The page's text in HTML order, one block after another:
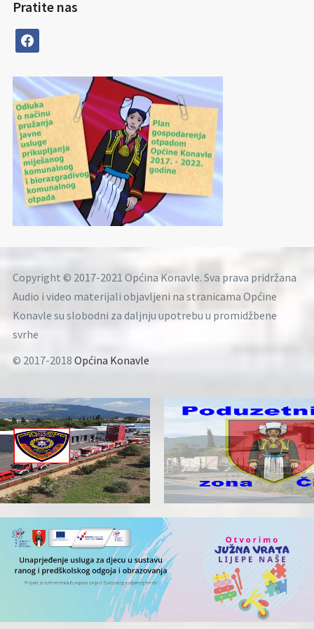
Pratite nas
facebook
Copyright © 2017-2021 Općina Konavle. Sva prava pridržana
Audio i video materijali objavljeni na stranicama Općine
Konavle su slobodni za daljnju upotrebu u promidžbene
svrhe
© 2017-2018 Općina Konavle